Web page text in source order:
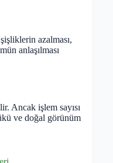
azalması,
anlaşılması
Ancak işlem sayısı
ve doğal görünüm